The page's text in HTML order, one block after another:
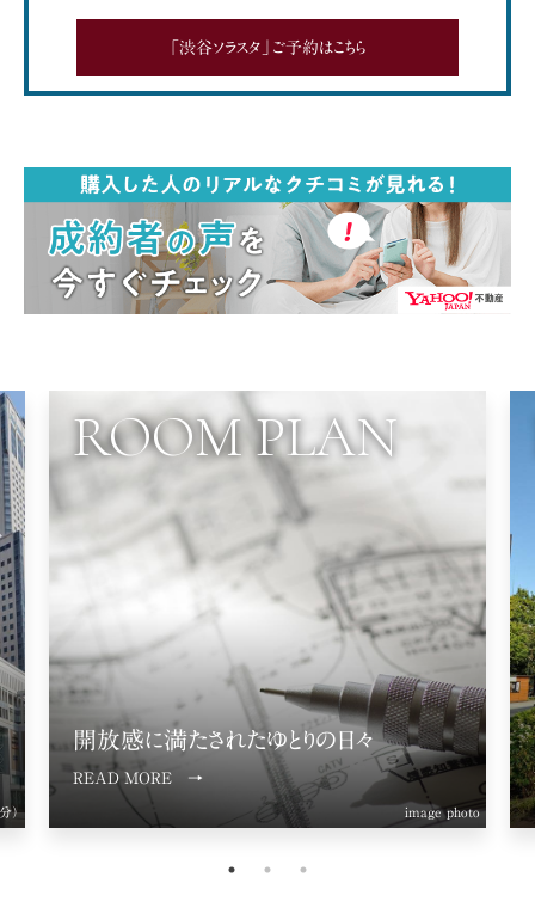
「渋谷ソラスタ」ご予約はこちら
LOCATION
都心でありながら
豊かな緑に囲まれた環境
READ MORE →
大通公園（約490m/徒歩7分）